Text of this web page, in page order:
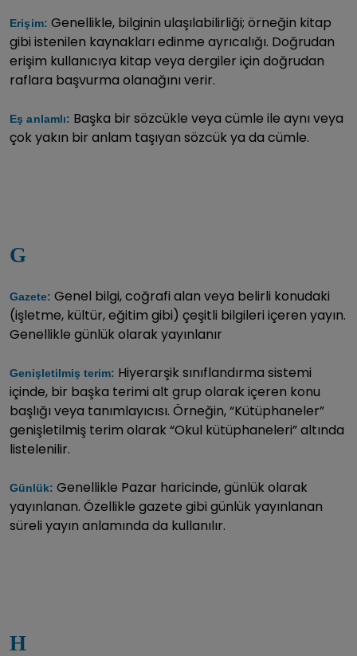
Erişim: Genellikle, bilginin ulaşılabilirliği; örneğin kitap
gibi istenilen kaynakları edinme ayrıcalığı. Doğrudan
erişim kullanıcıya kitap veya dergiler için doğrudan
raflara başvurma olanağını verir.
Eş anlamlı: Başka bir sözcükle veya cümle ile aynı veya
çok yakın bir anlam taşıyan sözcük ya da cümle.
G
Gazete: Genel bilgi, coğrafi alan veya belirli konudaki
(işletme, kültür, eğitim gibi) çeşitli bilgileri içeren yayın.
Genellikle günlük olarak yayınlanır
Genişletilmiş terim: Hiyerarşik sınıflandırma sistemi
içinde, bir başka terimi alt grup olarak içeren konu
başlığı veya tanımlayıcısı. Örneğin, “Kütüphaneler”
genişletilmiş terim olarak “Okul kütüphaneleri” altında
listelenilir.
Günlük: Genellikle Pazar haricinde, günlük olarak
yayınlanan. Özellikle gazete gibi günlük yayınlanan
süreli yayın anlamında da kullanılır.
H